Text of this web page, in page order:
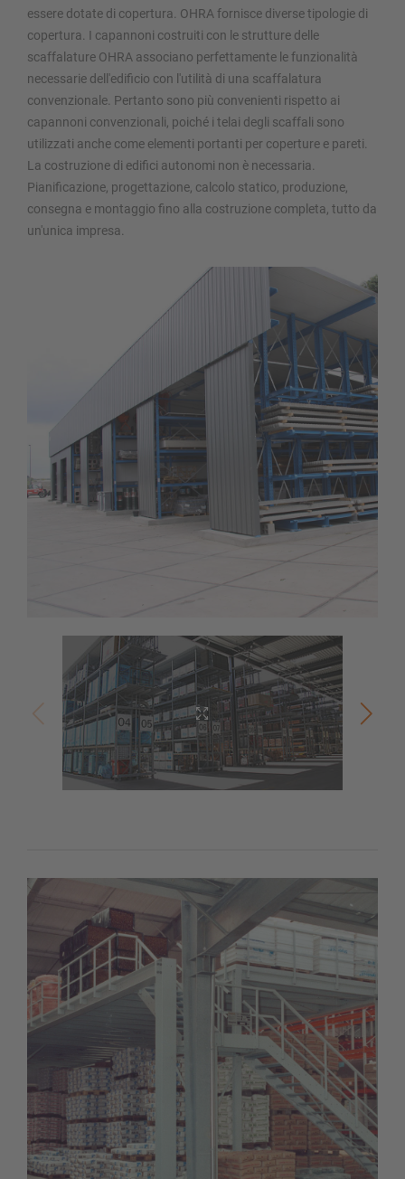
essere dotate di copertura. OHRA fornisce diverse tipologie di
copertura. I capannoni costruiti con le strutture delle
scaffalature OHRA associano perfettamente le funzionalità
necessarie dell'edificio con l'utilità di una scaffalatura
convenzionale. Pertanto sono più convenienti rispetto ai
capannoni convenzionali, poiché i telai degli scaffali sono
utilizzati anche come elementi portanti per coperture e pareti.
La costruzione di edifici autonomi non è necessaria.
Pianificazione, progettazione, calcolo statico, produzione,
consegna e montaggio fino alla costruzione completa, tutto da
un'unica impresa.